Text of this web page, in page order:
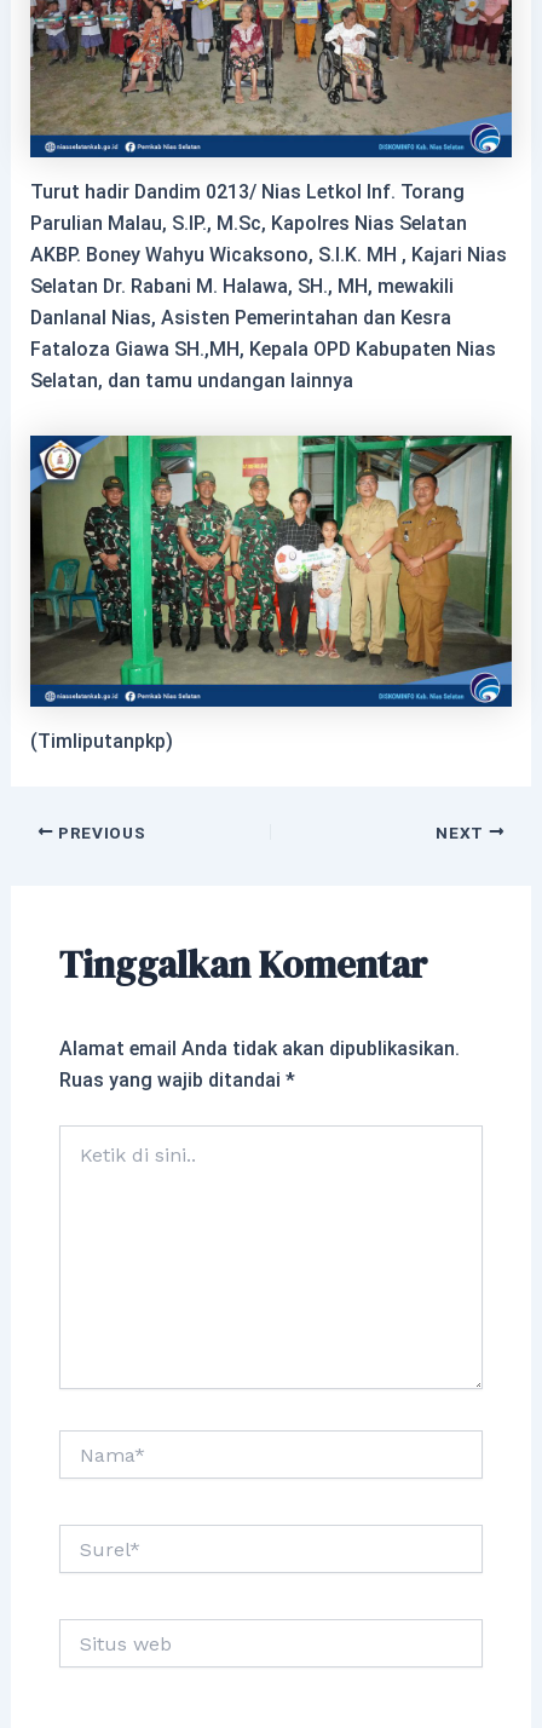
Turut hadir Dandim 0213/ Nias Letkol Inf. Torang
Parulian Malau, S.IP., M.Sc, Kapolres Nias Selatan
AKBP. Boney Wahyu Wicaksono, S.I.K. MH , Kajari Nias
Selatan Dr. Rabani M. Halawa, SH., MH, mewakili
Danlanal Nias, Asisten Pemerintahan dan Kesra
Fataloza Giawa SH.,MH, Kepala OPD Kabupaten Nias
Selatan, dan tamu undangan lainnya
(Timliputanpkp)
PREVIOUS NEXT
Tinggalkan Komentar
Alamat email Anda tidak akan dipublikasikan.
Ruas yang wajib ditandai *
web